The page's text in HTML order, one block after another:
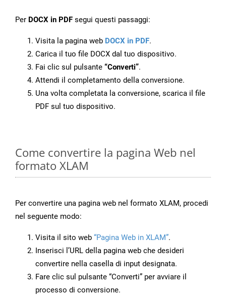
Per DOCX in PDF segui questi passaggi:
Visita la pagina web DOCX in PDF.
Carica il tuo file DOCX dal tuo dispositivo.
Fai clic sul pulsante “Converti”.
Attendi il completamento della conversione.
Una volta completata la conversione, scarica il file
PDF sul tuo dispositivo.
Come convertire la pagina Web nel
formato XLAM
Per convertire una pagina web nel formato XLAM, procedi
nel seguente modo:
Visita il sito web “Pagina Web in XLAM”.
Inserisci l’URL della pagina web che desideri
convertire nella casella di input designata.
Fare clic sul pulsante “Converti” per avviare il
processo di conversione.